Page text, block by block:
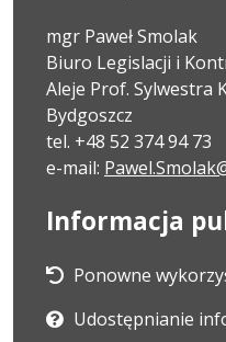
mgr Paweł Smolak
Biuro Legislacji i
Aleje Prof. Sylwestra
Bydgoszcz
tel. +48 52 374 94 73
e-mail:
Informacja
Ponowne
Udostępnianie